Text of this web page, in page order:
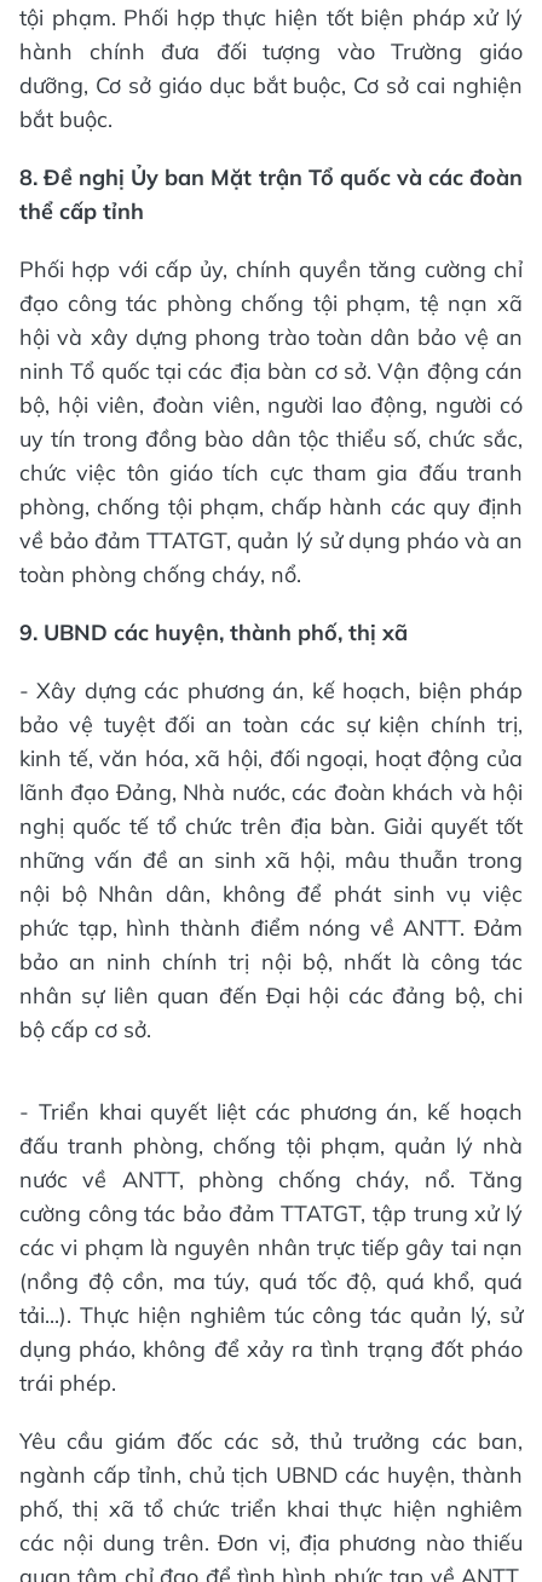
tội phạm. Phối hợp thực hiện tốt biện pháp xử lý
hành chính đưa đối tượng vào Trường giáo
dưỡng, Cơ sở giáo dục bắt buộc, Cơ sở cai nghiện
bắt buộc.
8. Đề nghị Ủy ban Mặt trận Tổ quốc và các đoàn
thể cấp tỉnh
Phối hợp với cấp ủy, chính quyền tăng cường chỉ
đạo công tác phòng chống tội phạm, tệ nạn xã
hội và xây dựng phong trào toàn dân bảo vệ an
ninh Tổ quốc tại các địa bàn cơ sở. Vận động cán
bộ, hội viên, đoàn viên, người lao động, người có
uy tín trong đồng bào dân tộc thiểu số, chức sắc,
chức việc tôn giáo tích cực tham gia đấu tranh
phòng, chống tội phạm, chấp hành các quy định
về bảo đảm TTATGT, quản lý sử dụng pháo và an
toàn phòng chống cháy, nổ.
9. UBND các huyện, thành phố, thị xã
- Xây dựng các phương án, kế hoạch, biện pháp
bảo vệ tuyệt đối an toàn các sự kiện chính trị,
kinh tế, văn hóa, xã hội, đối ngoại, hoạt động của
lãnh đạo Đảng, Nhà nước, các đoàn khách và hội
nghị quốc tế tổ chức trên địa bàn. Giải quyết tốt
những vấn đề an sinh xã hội, mâu thuẫn trong
nội bộ Nhân dân, không để phát sinh vụ việc
phức tạp, hình thành điểm nóng về ANTT. Đảm
bảo an ninh chính trị nội bộ, nhất là công tác
nhân sự liên quan đến Đại hội các đảng bộ, chi
bộ cấp cơ sở.
- Triển khai quyết liệt các phương án, kế hoạch
đấu tranh phòng, chống tội phạm, quản lý nhà
nước về ANTT, phòng chống cháy, nổ. Tăng
cường công tác bảo đảm TTATGT, tập trung xử lý
các vi phạm là nguyên nhân trực tiếp gây tai nạn
(nồng độ cồn, ma túy, quá tốc độ, quá khổ, quá
tải...). Thực hiện nghiêm túc công tác quản lý, sử
dụng pháo, không để xảy ra tình trạng đốt pháo
trái phép.
Yêu cầu giám đốc các sở, thủ trưởng các ban,
ngành cấp tỉnh, chủ tịch UBND các huyện, thành
phố, thị xã tổ chức triển khai thực hiện nghiêm
các nội dung trên. Đơn vị, địa phương nào thiếu